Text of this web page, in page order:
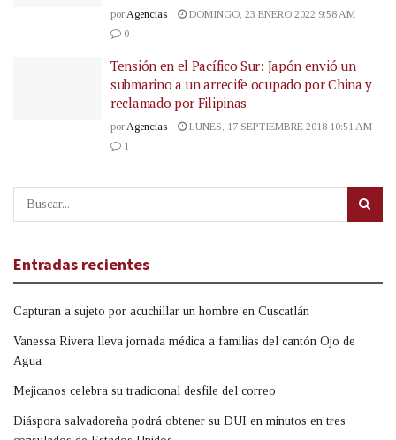
por Agencias
DOMINGO, 23 ENERO 2022 9:58 AM
0
Tensión en el Pacífico Sur: Japón envió un
submarino a un arrecife ocupado por China y
reclamado por Filipinas
por Agencias
LUNES, 17 SEPTIEMBRE 2018 10:51 AM
1
Entradas recientes
Capturan a sujeto por acuchillar un hombre en Cuscatlán
Vanessa Rivera lleva jornada médica a familias del cantón Ojo de
Agua
Mejicanos celebra su tradicional desfile del correo
Diáspora salvadoreña podrá obtener su DUI en minutos en tres